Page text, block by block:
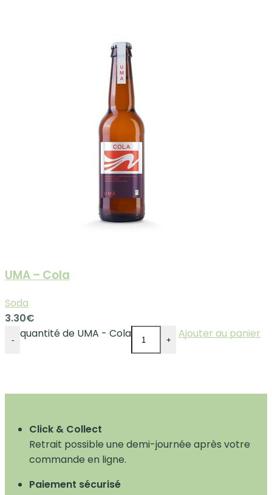
UMA – Cola
Soda
3.30€
- quantité de UMA - Cola + Ajouter au panier
Click & Collect
Retrait possible une demi-journée après votre
commande en ligne.
Paiement sécurisé